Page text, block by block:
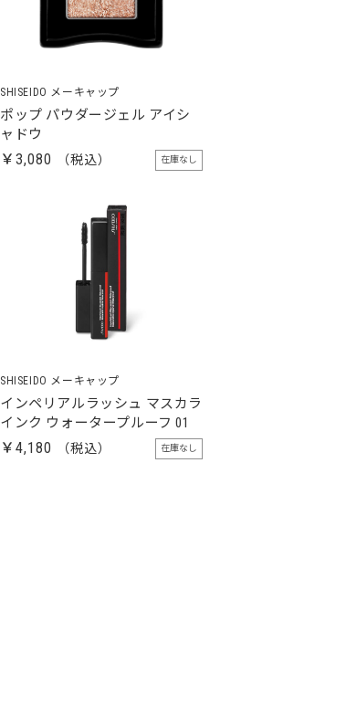
SHISEIDO メーキャップ
ポップ パウダージェル アイシ
ャドウ
￥3,080 在庫なし
SHISEIDO メーキャップ
インペリアルラッシュ マスカラ
インク ウォータープルーフ 01
￥4,180 在庫なし